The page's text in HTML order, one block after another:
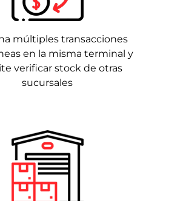
múltiples transacciones
en la misma terminal y
verificar stock de otras
sucursales